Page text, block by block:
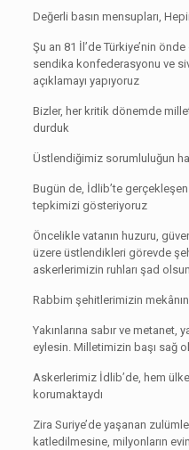
Değerli basın mensupları,
Şu an 81 İl’de Türkiye’nin
sendika konfederasyonu ve
açıklamayı yapıyoruz
Bizler, her kritik dönemde
durduk
Üstlendiğimiz sorumluluğun
Bugün de, İdlib’te
tepkimizi gösteriyoruz
Öncelikle vatanın huzuru,
üzere üstlendikleri görevde
askerlerimizin ruhları şad olsun
Rabbim şehitlerimizin
Yakınlarına sabır ve metanet,
eylesin. Milletimizin başı sağ
Askerlerimiz İdlib’de, hem ülke
korumaktaydı
Zira Suriye’de yaşanan
katledilmesine, milyonların